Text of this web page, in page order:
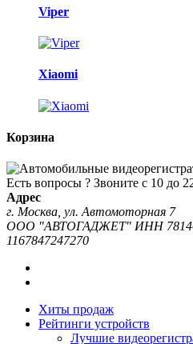
Viper
Xiaomi
Корзина
Есть вопросы ? Звоните с 10 до
Адрес
г. Москва, ул. Автомоторная 7
ООО "АВТОГАДЖЕТ" ИНН
1167847247270
Хиты продаж
Рейтинги устройств
Лучшие